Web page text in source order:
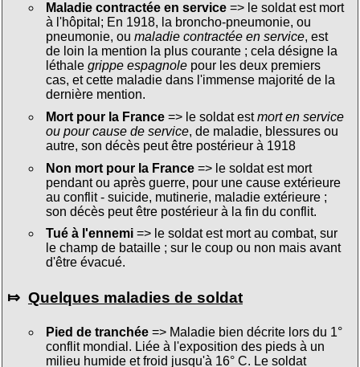
Maladie contractée en service=> le soldat est mort
à l'hôpital; En 1918, la broncho-pneumonie, ou
pneumonie, ou maladie contractée en service, est
de loin la mention la plus courante ; cela désigne la
léthale grippe espagnolepour les deux premiers
cas, et cette maladie dans l'immense majorité de la
dernière mention.
Mort pour la France=> le soldat estmort en service
ou pour cause de service, de maladie, blessures ou
autre, son décès peut être postérieur à 1918
Non mort pour la France=> le soldat est mort
pendant ou après guerre, pour une cause extérieure
au conflit - suicide, mutinerie, maladie extérieure ;
son décès peut être postérieur à la fin du conflit.
Tué à l'ennemi=> le soldat est mort au combat, sur
le champ de bataille ; sur le coup ou non mais avant
d'être évacué.
⤇ Quelques maladies de soldat
Pied de tranchée=> Maladie bien décrite lors du 1°
conflit mondial. Liée à l'exposition des pieds à un
milieu humide et froid jusqu'à 16° C. Le soldat